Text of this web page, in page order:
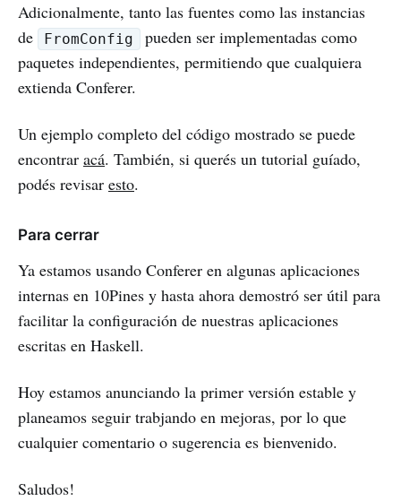
Adicionalmente, tanto las fuentes como las instancias
de
FromConfig
pueden ser implementadas como
paquetes independientes, permitiendo que cualquiera
extienda Conferer.
Un ejemplo completo del código mostrado se puede
encontrar acá. También, si querés un tutorial guíado,
podés revisar esto.
Para cerrar
Ya estamos usando Conferer en algunas aplicaciones
internas en 10Pines y hasta ahora demostró ser útil para
facilitar la configuración de nuestras aplicaciones
escritas en Haskell.
Hoy estamos anunciando la primer versión estable y
planeamos seguir trabjando en mejoras, por lo que
cualquier comentario o sugerencia es bienvenido.
Saludos!